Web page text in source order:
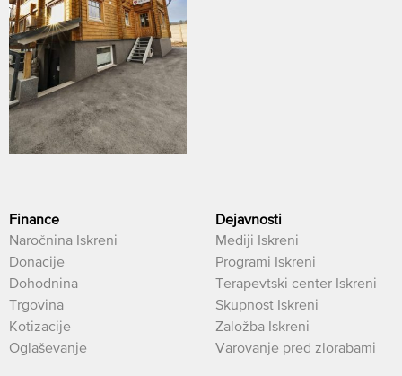
Finance
Naročnina Iskreni
Donacije
Dohodnina
Trgovina
Kotizacije
Oglaševanje
Dejavnosti
Mediji Iskreni
Programi Iskreni
Terapevtski center Iskreni
Skupnost Iskreni
Založba Iskreni
Varovanje pred zlorabami